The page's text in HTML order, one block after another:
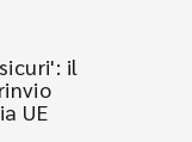
il
UE